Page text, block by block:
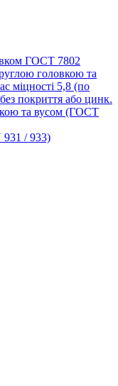
ГОСТ 7802
та вусом (ГОСТ
931 / 933)